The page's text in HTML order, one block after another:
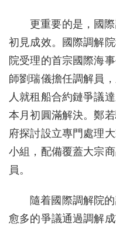
更重要的是，國
初見成效。國際調解
院受理的首宗國際海
師劉瑞儀擔任調解員
人就租船合約鏈爭議
本月初圓滿解決。鄭
府探討設立專門處理
小組，配備覆蓋大宗
員。
隨着國際調解院
愈多的爭議通過調解